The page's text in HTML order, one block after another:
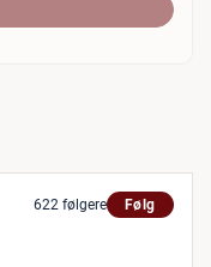
622 følgere Følg